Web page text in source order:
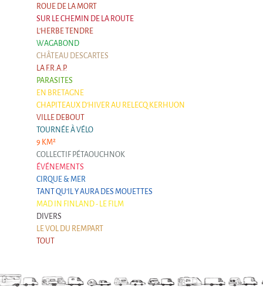
ROUE DE LA MORT
SUR LE CHEMIN DE LA ROUTE
L'HERBE TENDRE
WAGABOND
CHÂTEAU DESCARTES
LA F.R.A.P.
PARASITES
EN BRETAGNE
CHAPITEAUX D'HIVER AU RELECQ KERHUON
VILLE DEBOUT
TOURNÉE À VÉLO
9 KM²
COLLECTIF PÉTAOUCHNOK
ÉVÉNEMENTS
CIRQUE & MER
TANT QU'IL Y AURA DES MOUETTES
MAD IN FINLAND - LE FILM
DIVERS
LE VOL DU REMPART
TOUT